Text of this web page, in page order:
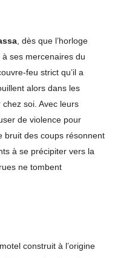
, dès que l’horloge
ses mercenaires du
feu strict qu’il a
alors dans les
soi. Avec leurs
de violence pour
bruit des coups résonnent
à se précipiter vers la
ne tombent
construit à l’origine